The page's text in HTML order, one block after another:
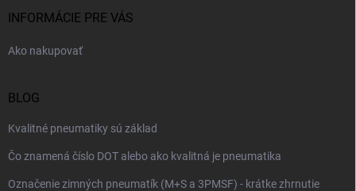
INFORMÁCIE PRE VÁS
Ako nakupovať
BLOG
Kvalitné pneumatiky sú základ
Čo znamená číslo DOT alebo ako kvalitná je pneumatika
Označenie zimných pneumatík (M+S a 3PMSF) - krátke zhrnutie